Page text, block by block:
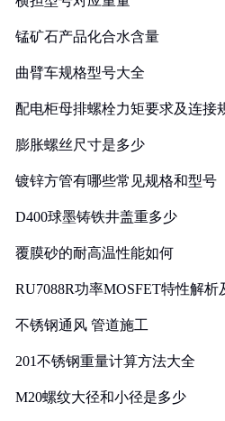
锰矿石产品化合水含量
曲臂车规格型号大全
配电柜母排螺栓力矩要求及连接
膨胀螺丝尺寸是多少
镀锌方管有哪些常见规格和型号
D400球墨铸铁井盖重多少
覆膜砂的耐高温性能如何
RU7088R功率MOSFET特性解
不锈钢通风 管道施工
201不锈钢重量计算方法大全
M20螺纹大径和小径是多少